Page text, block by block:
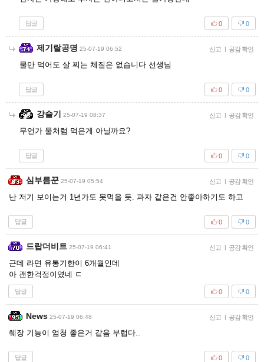
답글 0
0
제기랄공명 25-07-19 06:52 신고 | 공감 확인
물만 먹어도 살 찌는 체질은 없습니다 선생님
답글 0
0
강슬기 25-07-19 08:37 신고 | 공감 확인
무언가 물처럼 먹은게 아닐까요?
답글 0
0
심부름꾼 25-07-19 05:54 신고 | 공감 확인
난 저기 보이는거 1년가도 못먹을 듯. 과자 같은건 안좋아하기도 하고
답글 0
0
드랍더비트 25-07-19 06:41 신고 | 공감 확인
근데 라면 유통기한이 6개월인데
아 괜한걱정이였네 ㄷ
답글 0
0
News 25-07-19 06:48 신고 | 공감 확인
췌장 기능이 엄청 좋은거 같음 부럽다..
답글 0
0